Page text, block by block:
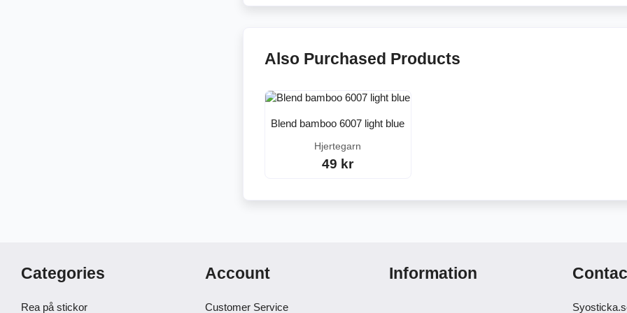
Also Purchased Products
Blend bamboo 6007 light blue
Hjertegarn
49 kr
Categories
Rea på stickor
Account
Customer Service
Information